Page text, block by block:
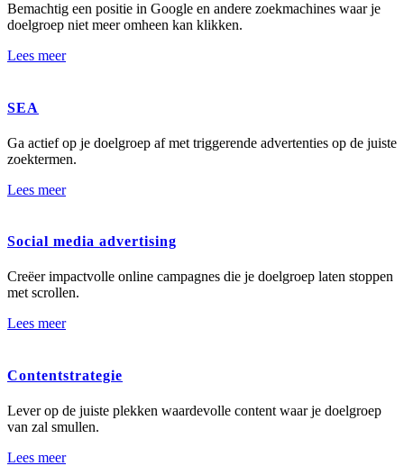
Bemachtig een positie in Google en andere zoekmachines waar je
doelgroep niet meer omheen kan klikken.
Lees meer
SEA
Ga actief op je doelgroep af met triggerende advertenties op de juiste
zoektermen.
Lees meer
Social media advertising
Creëer impactvolle online campagnes die je doelgroep laten stoppen
met scrollen.
Lees meer
Contentstrategie
Lever op de juiste plekken waardevolle content waar je doelgroep
van zal smullen.
Lees meer